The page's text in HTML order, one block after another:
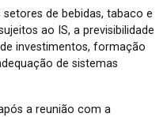
de bebidas, tabaco e
ao IS, a previsibilidade
investimentos, formação
de sistemas
a reunião com a